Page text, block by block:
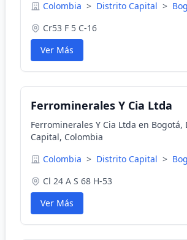
Colombia > Distrito Capital >
Cr53 F 5 C-16
Ver Más
Ferrominerales Y Cia Ltda
Ferrominerales Y Cia Ltda en Bogotá,
Capital, Colombia
Colombia > Distrito Capital >
Cl 24 A S 68 H-53
Ver Más